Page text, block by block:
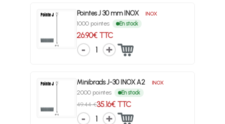
Pointes J 30 mm INOX INOX
1000 pointes En stock
26.90€ TTC
1
Minibrads J-30 INOX A2 INOX
2000 pointes En stock
49.44 €35.16€ TTC
1